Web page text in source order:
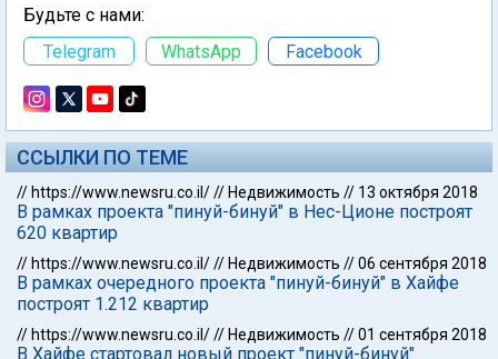
Будьте с нами:
Telegram
WhatsApp Facebook
ССЫЛКИ ПО ТЕМЕ
// https://www.newsru.co.il/// Недвижимость // 13 октября 2018
В рамках проекта "пинуй-бинуй" в Нес-Ционе построят
620 квартир
// https://www.newsru.co.il/// Недвижимость //06 сентября 2018
В рамках очередного проекта "пинуй-бинуй" в Хайфе
построят 1.212 квартир
// https://www.newsru.co.il/// Недвижимость //01 сентября 2018
В Хайфе стартовал новый проект "пинуй-бинуй"